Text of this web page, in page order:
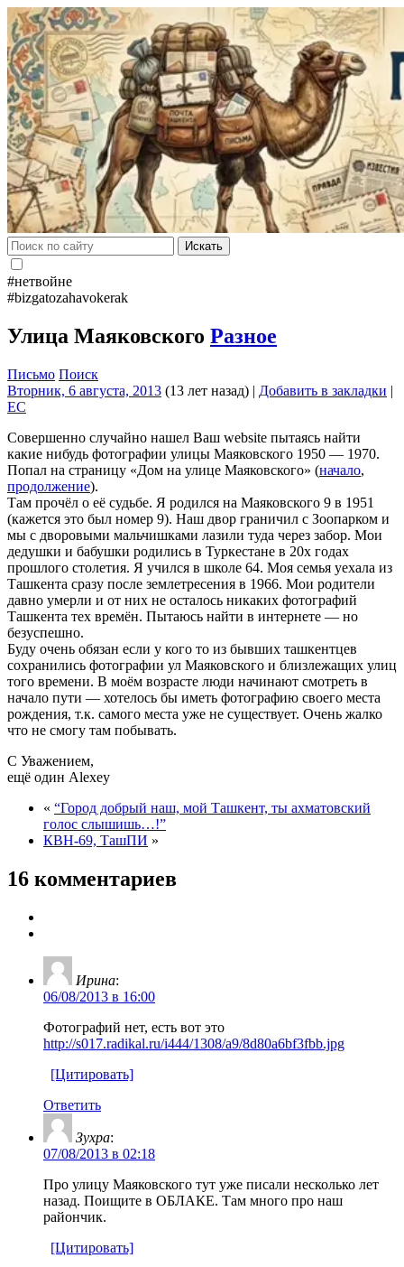
Искать
#нетвойне
#bizgatozahavokerak
Улица Маяковского Разное
Письмо Поиск
Вторник, 6 августа, 2013 (13 лет назад) | Добавить в закладки |
EC
Совершенно случайно нашел Ваш website пытаясь найти
какие нибудь фотографии улицы Маяковского 1950 — 1970.
Попал на страницу «Дом на улице Маяковского» (начало,
продолжение).
Там прочёл о её судьбе. Я родился на Маяковского 9 в 1951
(кажется это был номер 9). Наш двор граничил с Зоопарком и
мы с дворовыми мальчишками лазили туда через забор. Мои
дедушки и бабушки родились в Туркестане в 20х годах
прошлого столетия. Я учился в школе 64. Моя семья уехала из
Ташкента сразу после землетресения в 1966. Мои родители
давно умерли и от них не осталось никаких фотографий
Ташкента тех времён. Пытаюсь найти в интернете — но
безуспешно.
Буду очень обязан если у кого то из бывших ташкентцев
сохранились фотографии ул Маяковского и близлежащих улиц
того времени. В моём возрасте люди начинают смотреть в
начало пути — хотелось бы иметь фотографию своего места
рождения, т.к. самого места уже не существует. Очень жалко
что не смогу там побывать.
С Уважением,
ещё один Alexey
« “Город добрый наш, мой Ташкент, ты ахматовский
голос слышишь…!”
КВН-69, ТашПИ »
16 комментариев
Ирина:
06/08/2013 в 16:00
Фотографий нет, есть вот это
http://s017.radikal.ru/i444/1308/a9/8d80a6bf3fbb.jpg
[Цитировать]
Ответить
Зухра:
07/08/2013 в 02:18
Про улицу Маяковского тут уже писали несколько лет
назад. Поищите в ОБЛАКЕ. Там много про наш
райончик.
[Цитировать]